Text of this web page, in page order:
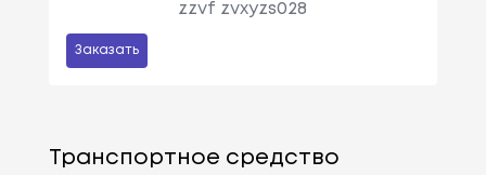
zzvf zvxyzs028
Заказать
Транспортное средство